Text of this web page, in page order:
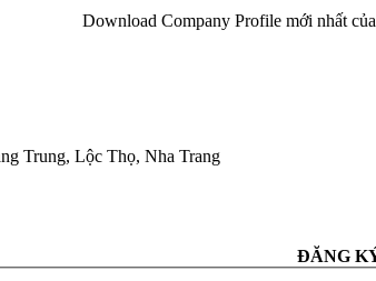
Download Company Profile mới nhất của
Trung, Lộc Thọ, Nha Trang
ĐĂNG